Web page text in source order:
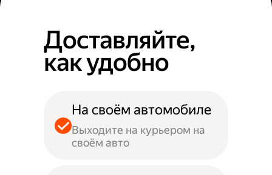
Доставляйте,
как удобно
На своём автомобиле
Выходите на курьером на
своём авто